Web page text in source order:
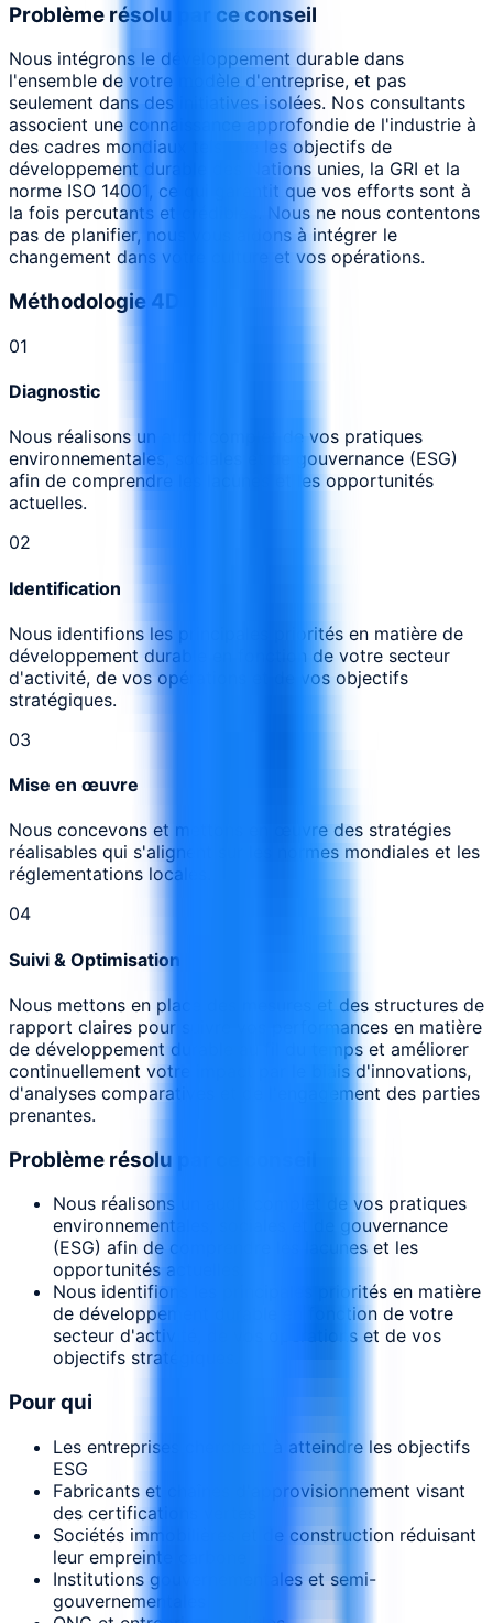
Problème résolu par ce conseil
Nous intégrons le développement durable dans
l'ensemble de votre modèle d'entreprise, et pas
seulement dans des initiatives isolées. Nos consultants
associent une connaissance approfondie de l'industrie à
des cadres mondiaux tels que les objectifs de
développement durable des Nations unies, la GRI et la
norme ISO 14001, ce qui garantit que vos efforts sont à
la fois percutants et crédibles. Nous ne nous contentons
pas de planifier, nous vous aidons à intégrer le
changement dans votre culture et vos opérations.
Méthodologie 4D
01
Diagnostic
Nous réalisons un audit complet de vos pratiques
environnementales, sociales et de gouvernance (ESG)
afin de comprendre les lacunes et les opportunités
actuelles.
02
Identification
Nous identifions les principales priorités en matière de
développement durable en fonction de votre secteur
d'activité, de vos opérations et de vos objectifs
stratégiques.
03
Mise en œuvre
Nous concevons et mettons en œuvre des stratégies
réalisables qui s'alignent sur les normes mondiales et les
réglementations locales.
04
Suivi & Optimisation
Nous mettons en place des mesures et des structures de
rapport claires pour suivre vos performances en matière
de développement durable au fil du temps et améliorer
continuellement votre impact par le biais d'innovations,
d'analyses comparatives et de l'engagement des parties
prenantes.
Problème résolu par ce conseil
Nous réalisons un audit complet de vos pratiques
environnementales, sociales et de gouvernance
(ESG) afin de comprendre les lacunes et les
opportunités actuelles.
Nous identifions les principales priorités en matière
de développement durable en fonction de votre
secteur d'activité, de vos opérations et de vos
objectifs stratégiques.
Pour qui
Les entreprises cherchent à atteindre les objectifs
ESG
Fabricants et chaînes d'approvisionnement visant
des certifications vertes
Sociétés immobilières et de construction réduisant
leur empreinte carbone
Institutions gouvernementales et semi-
gouvernementales